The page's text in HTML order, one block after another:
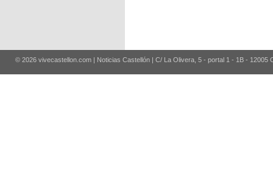
© 2026 vivecastellon.com | Noticias Castellón | C/ La Olivera, 5 - portal 1 - 1B - 12005